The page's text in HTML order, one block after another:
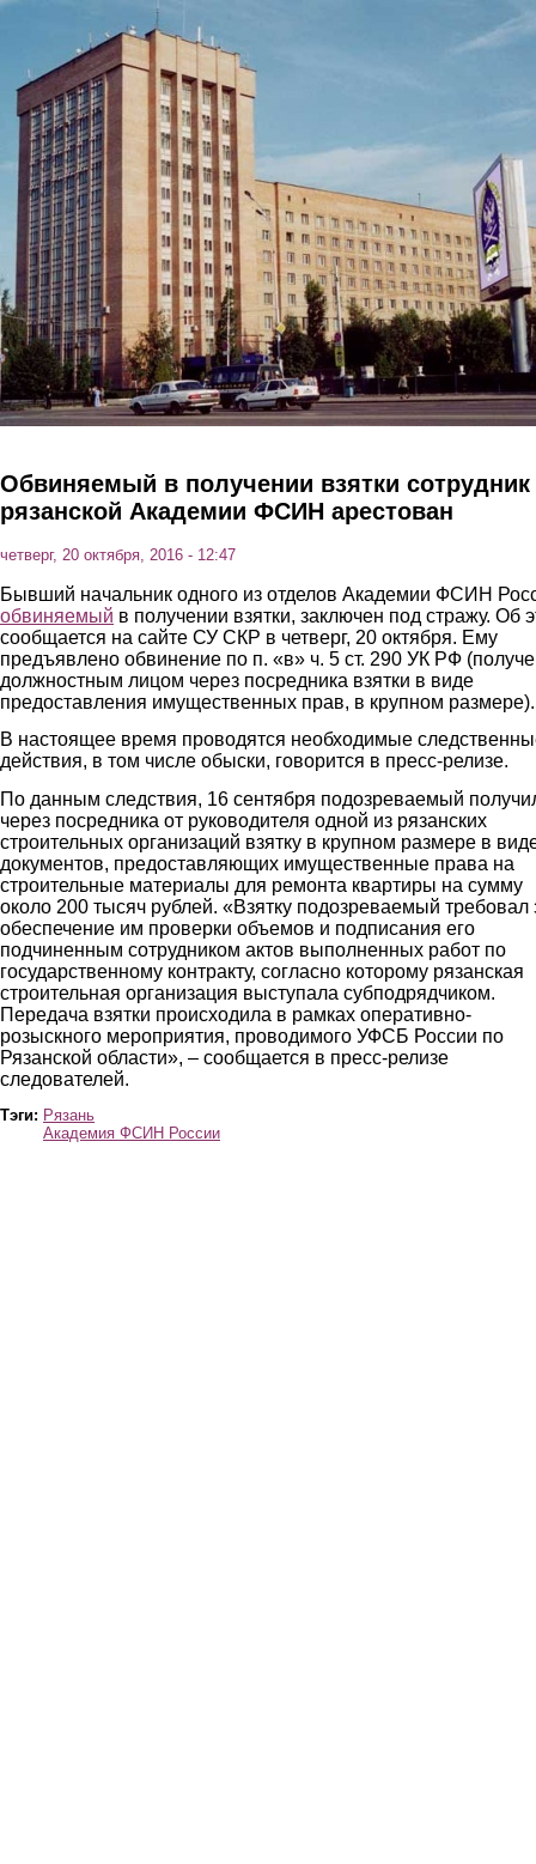
Перейти к основному содержанию
Обвиняемый в получении взятки сотрудник
рязанской Академии ФСИН арестован
четверг, 20 октября, 2016 - 12:47
Бывший начальник одного из отделов Академии ФСИН
обвиняемый в получении взятки, заключен под стражу. Об
сообщается на сайте СУ СКР в четверг, 20 октября. Ему
предъявлено обвинение по п. «в» ч. 5 ст. 290 УК РФ
должностным лицом через посредника взятки в виде
предоставления имущественных прав, в крупном размере).
В настоящее время проводятся необходимые
действия, в том числе обыски, говорится в пресс-релизе.
По данным следствия, 16 сентября подозреваемый
через посредника от руководителя одной из рязанских
строительных организаций взятку в крупном размере в
документов, предоставляющих имущественные права на
строительные материалы для ремонта квартиры на сумму
около 200 тысяч рублей. «Взятку подозреваемый требовал
обеспечение им проверки объемов и подписания его
подчиненным сотрудником актов выполненных работ по
государственному контракту, согласно которому рязанская
строительная организация выступала субподрядчиком.
Передача взятки происходила в рамках оперативно-
розыскного мероприятия, проводимого УФСБ России по
Рязанской области», – сообщается в пресс-релизе
следователей.
Тэги: Рязань
Академия ФСИН России